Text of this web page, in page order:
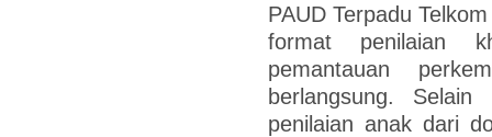
PAUD Terpadu
format penilaian
pemantauan
berlangsung.
penilaian anak dari